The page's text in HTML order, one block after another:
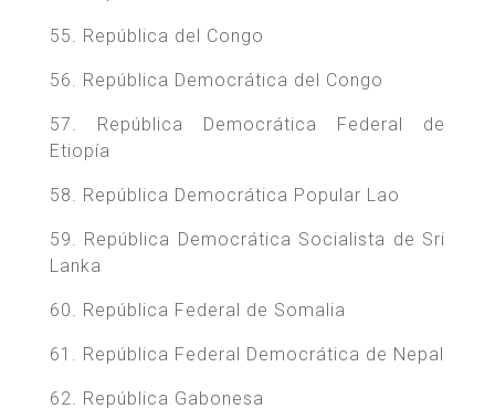
55. República del Congo
56. República Democrática del Congo
57. República Democrática Federal de
Etiopía
58. República Democrática Popular Lao
59. República Democrática Socialista de Sri
Lanka
60. República Federal de Somalia
61. República Federal Democrática de Nepal
62. República Gabonesa